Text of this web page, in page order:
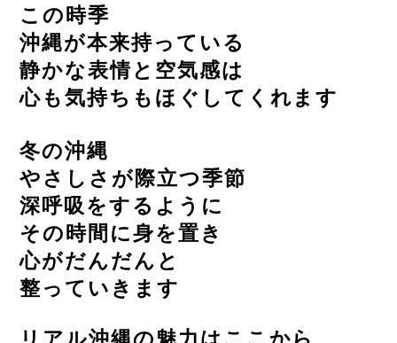
この時季
沖縄が本来持っている
静かな表情と空気感は
心も気持ちもほぐしてくれます
冬の沖縄
やさしさが際立つ季節
深呼吸をするように
その時間に身を置き
心がだんだんと
整っていきます